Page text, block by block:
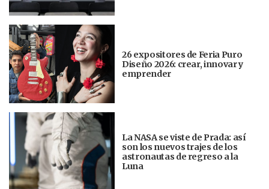
26 expositores de Feria Puro
Diseño 2026: crear, innovar y
emprender
La NASA se viste de Prada: así
son los nuevos trajes de los
astronautas de regreso a la
Luna